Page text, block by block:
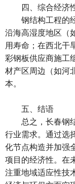
四、综合经济
钢结构工程的
沿海高湿度地区（
用寿命；在西北干
彩钢板供应商施工
材产区周边（如河
本。
五、结语
总之，长春钢
行业需求。通过选
化节点构造并加强
项目的经济性。在
注重地域适应性技